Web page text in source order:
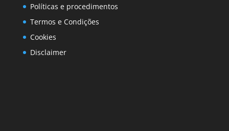
Políticas e procedimentos
Termos e Condições
Cookies
Disclaimer